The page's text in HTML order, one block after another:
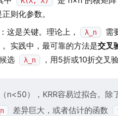
正则化参数。
：这是关键。理论上， λ_n 需
。实践中，最可靠的方法是交叉
选
λ_n ，用5折或10折交叉
n<50），KRR容易过拟合。
差异巨大，或者估计的函数